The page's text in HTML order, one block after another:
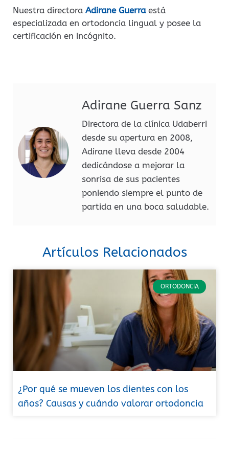
Nuestra directora Adirane Guerra está
especializada en ortodoncia lingual y posee la
certificación en incógnito.
Adirane Guerra Sanz
Directora de la clínica Udaberri
desde su apertura en 2008,
Adirane lleva desde 2004
dedicándose a mejorar la
sonrisa de sus pacientes
poniendo siempre el punto de
partida en una boca saludable.
Artículos Relacionados
ORTODONCIA
¿Por qué se mueven los dientes con los
años? Causas y cuándo valorar ortodoncia